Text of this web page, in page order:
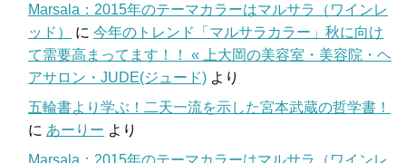
Marsala：2015年のテーマカラーはマルサラ（ワインレ
ッド）
に 今年のトレンド「マルサラカラー」秋に向け
て需要高まってます！！ « 上大岡の美容室・美容院・ヘ
アサロン・JUDE(ジュード) より
五輪書より学ぶ！二天一流を示した宮本武蔵の哲学書！
に あーりー より
Marsala：2015年のテーマカラーはマルサラ（ワインレ